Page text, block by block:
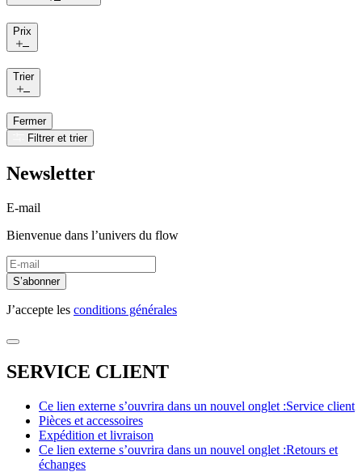
Prix
Trier
Fermer
Filtrer et trier
Newsletter
E-mail
Bienvenue dans l’univers du flow
S’abonner
J’accepte les conditions générales
SERVICE CLIENT
Ce lien externe s’ouvrira dans un nouvel onglet :Service client
Pièces et accessoires
Expédition et livraison
Ce lien externe s’ouvrira dans un nouvel onglet :Retours et
échanges